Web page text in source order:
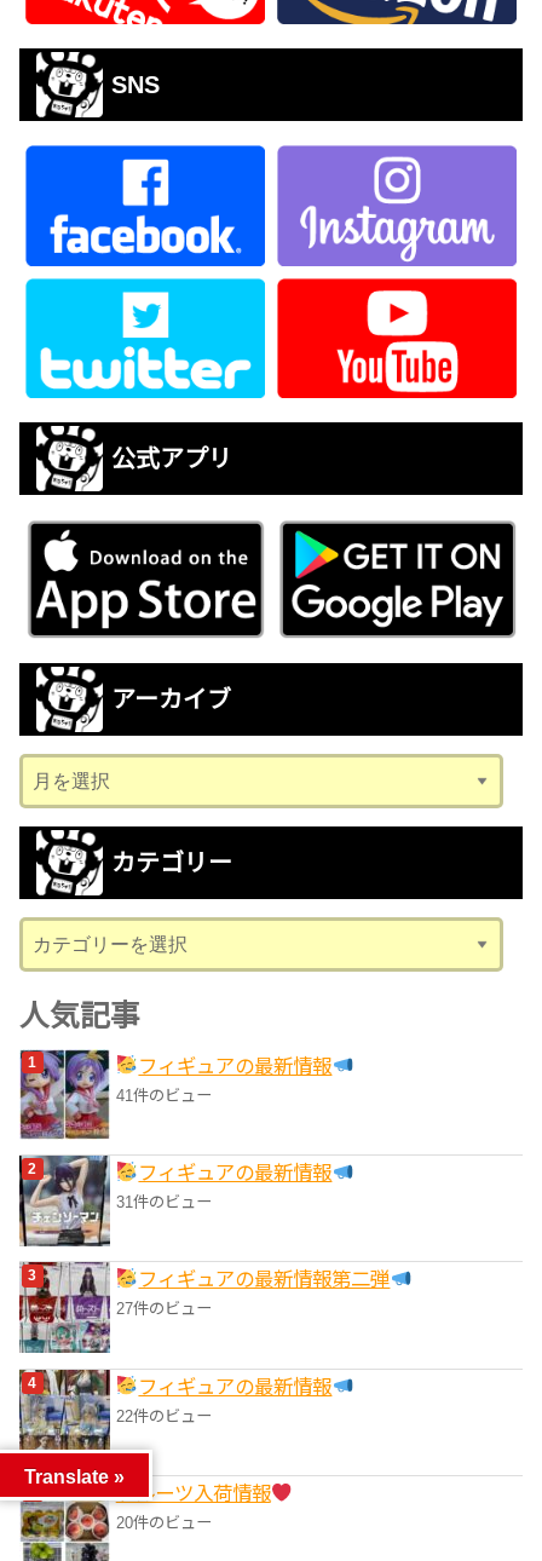
SNS
公式アプリ
アーカイブ
ー
カ
ブ
カテゴリー
テ
ゴ
リ
ー
人気記事
フィギュアの最新情報
41件のビュー
フィギュアの最新情報
31件のビュー
フィギュアの最新情報第二弾
27件のビュー
フィギュアの最新情報
22件のビュー
フルーツ入荷情報
20件のビュー
Translate »